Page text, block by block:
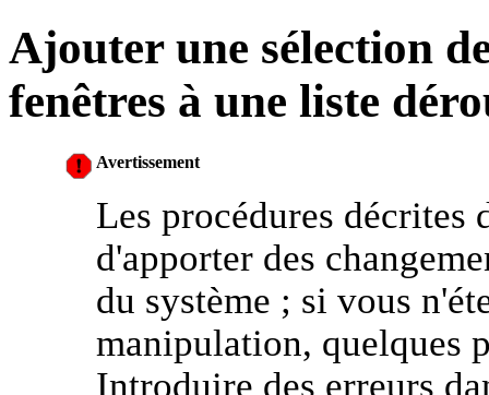
Ajouter une sélection
fenêtres à une liste
Avertissement
Les procédures décrites
d'apporter des
du système ; si vous
manipulation, quelques
Introduire des erreurs